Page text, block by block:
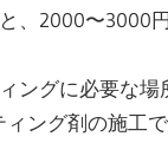
、2000〜3000
ングに必要な場
ィング剤の施工